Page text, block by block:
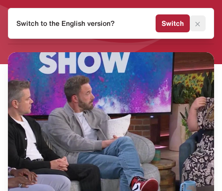
MVMNT
Switch to the English version? Switch ×